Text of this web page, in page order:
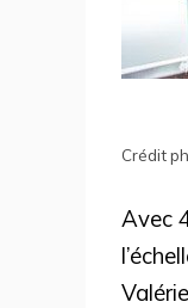
Crédit
Avec